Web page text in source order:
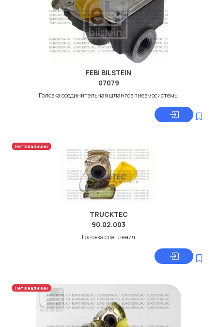
FEBI BILSTEIN
07079
Головкa соединительная шлангов пневмосистемы
Нет в наличии
TRUCKTEC
90.02.003
Головка сцепления
Нет в наличии